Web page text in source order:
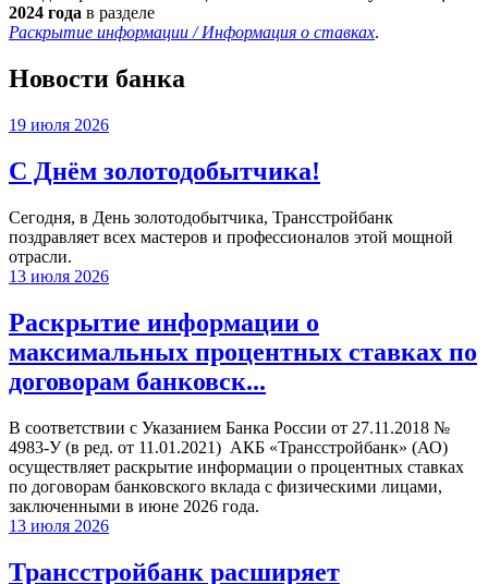
2024 года в разделе
Раскрытие информации / Информация о ставках.
Новости банка
19 июля 2026
С Днём золотодобытчика!
Сегодня, в День золотодобытчика, Трансстройбанк
поздравляет всех мастеров и профессионалов этой мощной
отрасли.
13 июля 2026
Раскрытие информации о
максимальных процентных ставках по
договорам банковск...
В соответствии с Указанием Банка России от 27.11.2018 №
4983-У (в ред. от 11.01.2021) АКБ «Трансстройбанк» (АО)
осуществляет раскрытие информации о процентных ставках
по договорам банковского вклада с физическими лицами,
заключенными в июне 2026 года.
13 июля 2026
Трансстройбанк расширяет